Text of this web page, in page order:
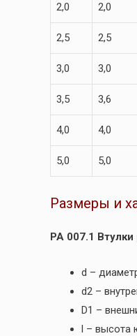
2,0 2,0
2,5 2,5
3,0 3,0
3,5 3,6
4,0 4,0
5,0 5,0
Размеры и
РА 007.1
d –
d2 –
D1 –
l – высота